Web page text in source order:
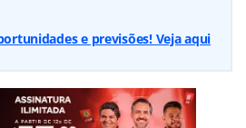
e previsões! Veja aqui